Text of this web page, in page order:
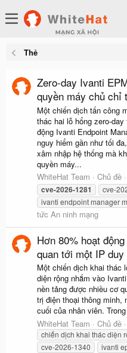
Thẻ
Zero-day Ivanti
quyền máy chủ chỉ
Một chiến dịch tấn công
thác hai lỗ hổng zero-
động Ivanti Endpoint
nguy hiểm gần như tối
xâm nhập hệ thống mà
quyền máy...
WhiteHat Team
Chủ đề
cve-2026-1281 cve-
ivanti endpoint manager
tức An ninh mạng
Hơn 80% hoạt
quan tới một IP duy
Một chiến dịch khai thác
diện rộng nhắm vào
nền tảng được nhiều cơ
trị điện thoại thông minh,
cuối của nhân viên.
WhiteHat Team
Chủ đề
chiến dịch khai thác diện
cve-2026-1340 ivanti